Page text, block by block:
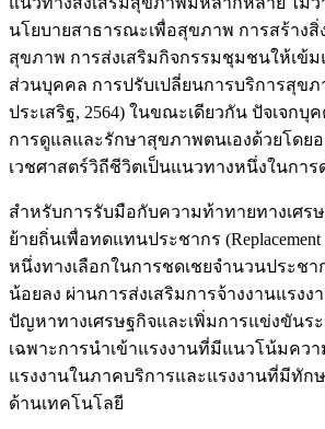
นโยบายสาธารณะเพื่อสุขภาพ การสร้างสิ่
สุขภาพ การส่งเสริมกิจกรรมชุมชนให้เข้
ส่วนบุคคล การปรับเปลี่ยนการบริการสุข
ประเสริฐ, 2564) ในขณะเดียวกัน ปัจเจก
การดูแลและรักษาสุขภาพตนเองด้วยโดย
เวชศาสตร์วิถีชีวิตเป็นแนวทางหนึ่งในการ
สำหรับการรับมือกับความท้าทายทางเศร
ย้ายถิ่นเพื่อทดแทนประชากร (Replacement
หนึ่งทางเลือกในการชดเชยจำนวนประชา
น้อยลง ผ่านการส่งเสริมการจ้างงานแรงง
ปัญหาทางเศรษฐกิจและเพิ่มการแข่งขันระ
เฉพาะการนำเข้าแรงงานที่มีแนวโน้มควา
แรงงานในภาคบริการและแรงงานที่มีทัก
ด้านเทคโนโลยี